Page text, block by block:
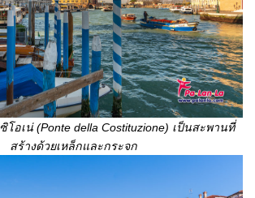
โอเน่ (Ponte della Costituzione) เป็นสะพานที่
สร้างด้วยเหล็กและกระจก